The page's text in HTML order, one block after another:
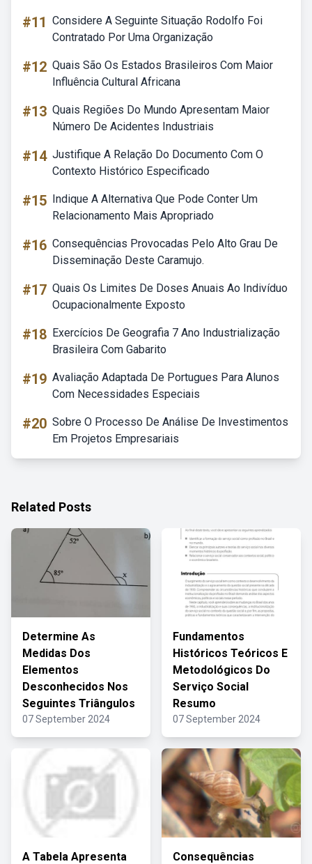
#11 Considere A Seguinte Situação Rodolfo Foi
Contratado Por Uma Organização
#12 Quais São Os Estados Brasileiros Com Maior
Influência Cultural Africana
#13 Quais Regiões Do Mundo Apresentam Maior
Número De Acidentes Industriais
#14 Justifique A Relação Do Documento Com O
Contexto Histórico Especificado
#15 Indique A Alternativa Que Pode Conter Um
Relacionamento Mais Apropriado
#16 Consequências Provocadas Pelo Alto Grau De
Disseminação Deste Caramujo.
#17 Quais Os Limites De Doses Anuais Ao Indivíduo
Ocupacionalmente Exposto
#18 Exercícios De Geografia 7 Ano Industrialização
Brasileira Com Gabarito
#19 Avaliação Adaptada De Portugues Para Alunos
Com Necessidades Especiais
#20 Sobre O Processo De Análise De Investimentos
Em Projetos Empresariais
Related Posts
Determine As
Medidas Dos
Elementos
Desconhecidos Nos
Seguintes Triângulos
07 September 2024
Fundamentos
Históricos Teóricos E
Metodológicos Do
Serviço Social
Resumo
07 September 2024
A Tabela Apresenta Consequências